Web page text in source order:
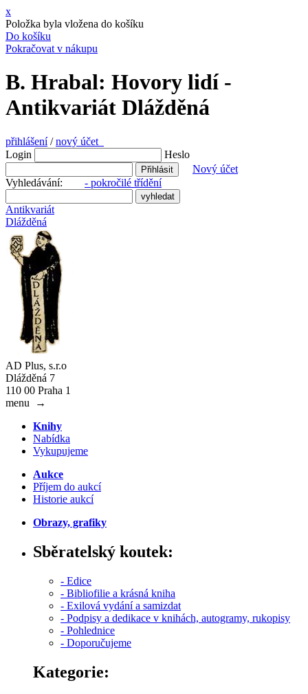
x
Položka byla vložena do košíku
Do košíku
Pokračovat v nákupu
B. Hrabal: Hovory lidí -
Antikvariát Dlážděná
přihlášení/nový účet
Login
Heslo
Nový účet
Vyhledávání: - pokročilé třídění
Antikvariát
Dlážděná
AD Plus, s.r.o
Dlážděná 7
110 00 Praha 1
menu
→
Knihy
Nabídka
Vykupujeme
Aukce
Příjem do aukcí
Historie aukcí
Obrazy, grafiky
Sběratelský koutek:
- Edice
- Bibliofilie a krásná kniha
- Exilová vydání a samizdat
- Podpisy a dedikace v knihách, autogramy, rukopisy
- Pohlednice
- Doporučujeme
Kategorie: